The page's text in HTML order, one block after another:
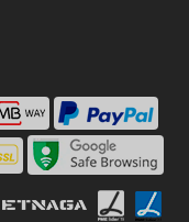
ETNAGA